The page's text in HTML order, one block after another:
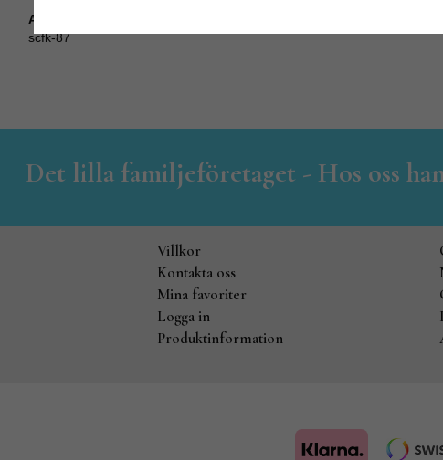
Artikelnummer:
scfk-87
Det lilla familjeföretaget - Hos oss
Villkor
Kontakta oss
Mina favoriter
Logga in
Produktinformation